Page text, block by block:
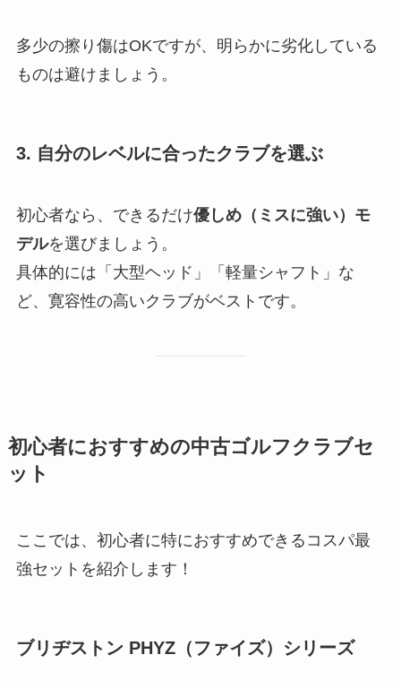
多少の擦り傷はOKですが、明らかに劣化している
ものは避けましょう。
3. 自分のレベルに合ったクラブを選ぶ
初心者なら、できるだけ優しめ（ミスに強い）モ
デルを選びましょう。
具体的には「大型ヘッド」「軽量シャフト」な
ど、寛容性の高いクラブがベストです。
初心者におすすめの中古ゴルフクラブセ
ット
ここでは、初心者に特におすすめできるコスパ最
強セットを紹介します！
ブリヂストン PHYZ（ファイズ）シリーズ